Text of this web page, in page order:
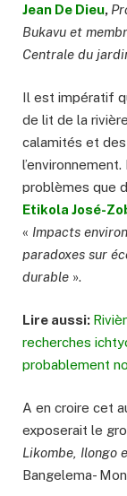
Jean De Dieu,
Bukavu et
Centrale du
Il est impératif
de lit de la
calamités et
problèmes que
Etikola José-
« Impacts
paradoxes sur
durable ».
Lire aussi:
recherches
probablement
A en croire cet
exposerait le
Likombe, Ilongo
Bangelema-